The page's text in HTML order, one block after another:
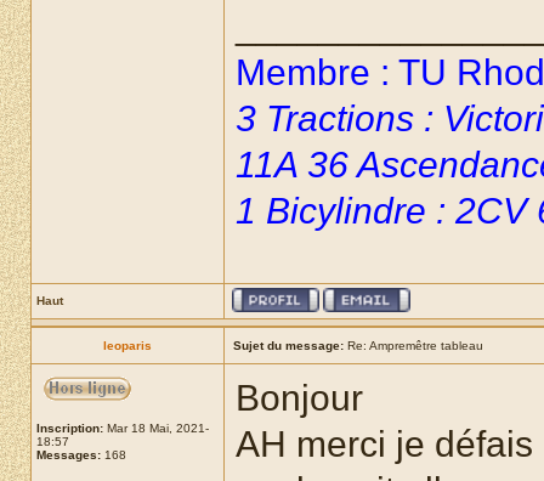
Membre : TU
3 Tractions :
11A 36
1 Bicylindre : 2CV
Haut
leoparis Sujet du message: Re: Ampremêtre tableau
Inscription: Mar 18 Mai, 2021-
18:57
Messages: 168
Bonjour
AH merci je